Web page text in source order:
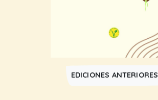
EDICIONES ANTERIORES